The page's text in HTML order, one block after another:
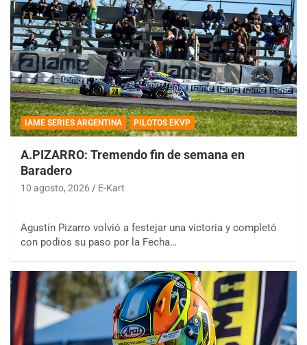
IAME SERIES ARGENTINA PILOTOS EKVP
A.PIZARRO: Tremendo fin de semana en
Baradero
10 agosto, 2026 E-Kart
Agustín Pizarro volvió a festejar una victoria y completó
con podios su paso por la Fecha…